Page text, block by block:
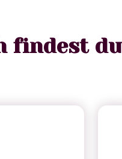
findest